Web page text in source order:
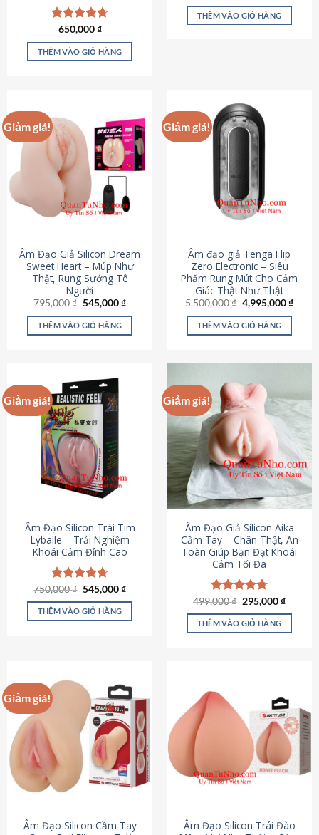
Được xếp
hạng4.75
5 sao
650,000₫
THÊM VÀO GIỎ HÀNG
là:
995,000 ₫.
tại
THÊM VÀO GIỎ HÀNG
Giảm giá!
Âm Đạo Giả Silicon Dream
Sweet Heart – Múp Như
Thật, Rung Sướng Tê
Người
795,000₫ Giá
là:
795,000 ₫.
545,000₫Giá
tại
545,000 ₫.
THÊM VÀO GIỎ HÀNG
Giảm giá!
Âm đạo giả Tenga Flip
Zero Electronic – Siêu
Phẩm Rung Mút Cho Cảm
Giác Thật Như Thật
5,500,000₫ Giá
gốc
là:
5,500,000 ₫.
4,995,000₫Giá
THÊM VÀO GIỎ HÀNG
Giảm giá!
Âm Đạo Silicon Trái Tim
Lybaile – Trải Nghiệm
Khoái Cảm Đỉnh Cao
Được xếp
hạng4.70
5 sao
750,000₫ Giá
là:
750,000 ₫.
545,000₫Giá
tại
545,000 ₫.
THÊM VÀO GIỎ HÀNG
Giảm giá!
Âm Đạo Giả Silicon Aika
Cầm Tay – Chân Thật, An
Toàn Giúp Bạn Đạt Khoái
Cảm Tối Đa
Được xếp
hạng4.75
5 sao
499,000₫ Giá
là:
499,000 ₫.
295,000₫Giá
tại
THÊM VÀO GIỎ HÀNG
Giảm giá!
Âm Đạo Silicon Cầm Tay
Âm Đạo Silicon Trái Đào